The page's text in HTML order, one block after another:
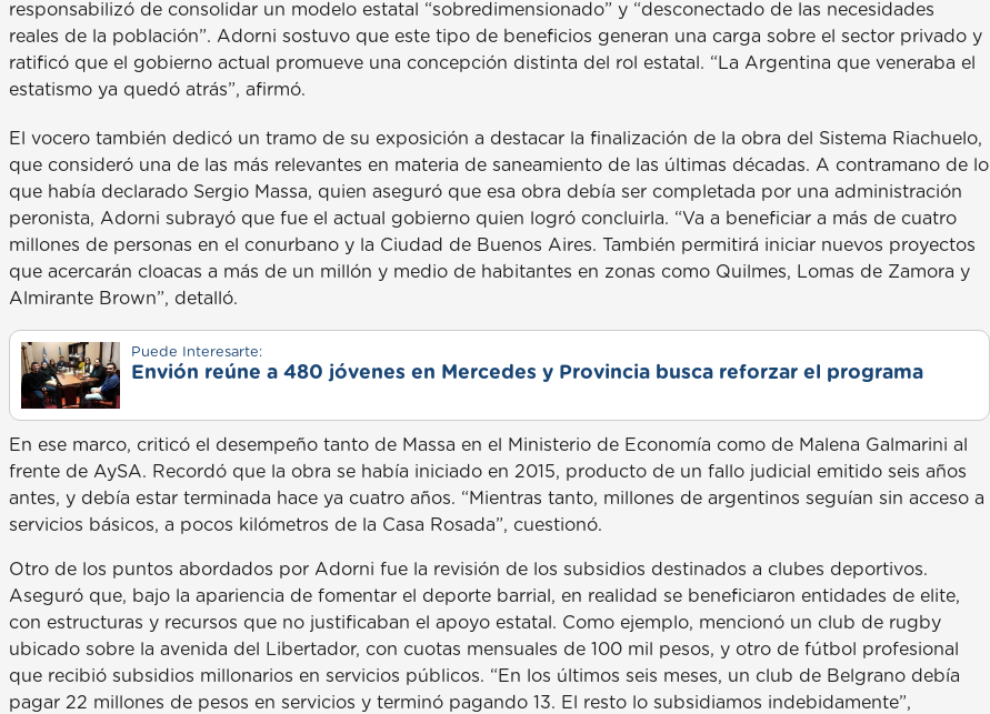
responsabilizó de consolidar un modelo estatal “sobredimensionado” y “desconectado de las necesidades
reales de la población”. Adorni sostuvo que este tipo de beneficios generan una carga sobre el sector privado y
ratificó que el gobierno actual promueve una concepción distinta del rol estatal. “La Argentina que veneraba el
estatismo ya quedó atrás”, afirmó.
El vocero también dedicó un tramo de su exposición a destacar la finalización de la obra del Sistema Riachuelo,
que consideró una de las más relevantes en materia de saneamiento de las últimas décadas. A contramano de lo
que había declarado Sergio Massa, quien aseguró que esa obra debía ser completada por una administración
peronista, Adorni subrayó que fue el actual gobierno quien logró concluirla. “Va a beneficiar a más de cuatro
millones de personas en el conurbano y la Ciudad de Buenos Aires. También permitirá iniciar nuevos proyectos
que acercarán cloacas a más de un millón y medio de habitantes en zonas como Quilmes, Lomas de Zamora y
Almirante Brown”, detalló.
Puede Interesarte:
Envión reúne a 480 jóvenes en Mercedes y Provincia busca reforzar el programa
En ese marco, criticó el desempeño tanto de Massa en el Ministerio de Economía como de Malena Galmarini al
frente de AySA. Recordó que la obra se había iniciado en 2015, producto de un fallo judicial emitido seis años
antes, y debía estar terminada hace ya cuatro años. “Mientras tanto, millones de argentinos seguían sin acceso a
servicios básicos, a pocos kilómetros de la Casa Rosada”, cuestionó.
Otro de los puntos abordados por Adorni fue la revisión de los subsidios destinados a clubes deportivos.
Aseguró que, bajo la apariencia de fomentar el deporte barrial, en realidad se beneficiaron entidades de elite,
con estructuras y recursos que no justificaban el apoyo estatal. Como ejemplo, mencionó un club de rugby
ubicado sobre la avenida del Libertador, con cuotas mensuales de 100 mil pesos, y otro de fútbol profesional
que recibió subsidios millonarios en servicios públicos. “En los últimos seis meses, un club de Belgrano debía
pagar 22 millones de pesos en servicios y terminó pagando 13. El resto lo subsidiamos indebidamente”,